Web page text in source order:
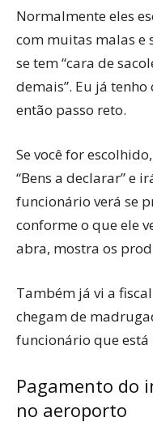
Normalmente eles
com muitas malas e
se tem “cara de
demais”. Eu já
então passo reto.
Se você for
“Bens a declarar” e
funcionário verá se
conforme o que ele
abra, mostra os
Também já vi a
chegam de
funcionário que
Pagamento do
no aeroporto